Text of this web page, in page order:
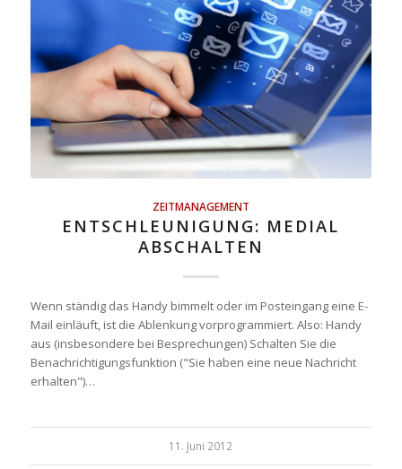
ZEITMANAGEMENT
ENTSCHLEUNIGUNG: MEDIAL
ABSCHALTEN
Wenn ständig das Handy bimmelt oder im Posteingang eine E-
Mail einläuft, ist die Ablenkung vorprogrammiert. Also: Handy
aus (insbesondere bei Besprechungen) Schalten Sie die
Benachrichtigungsfunktion ("Sie haben eine neue Nachricht
erhalten")…
11. Juni 2012